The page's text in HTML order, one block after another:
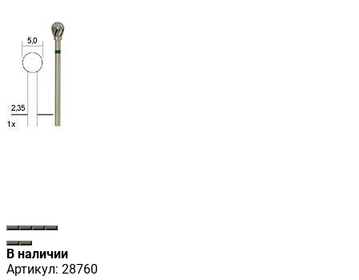
В наличии
Артикул: 28760